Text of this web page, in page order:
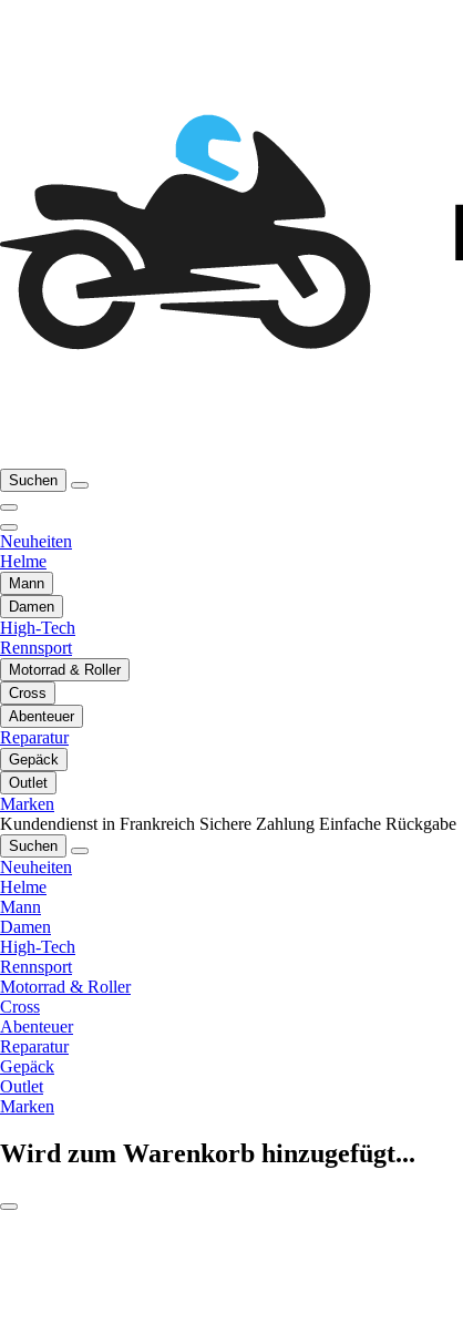
Suchen
Neuheiten
Helme
Mann
Damen
High-Tech
Rennsport
Motorrad & Roller
Cross
Abenteuer
Reparatur
Gepäck
Outlet
Marken
Kundendienst in Frankreich Sichere Zahlung Einfache Rückgabe
Suchen
Neuheiten
Helme
Mann
Damen
High-Tech
Rennsport
Motorrad & Roller
Cross
Abenteuer
Reparatur
Gepäck
Outlet
Marken
Wird zum Warenkorb hinzugefügt...